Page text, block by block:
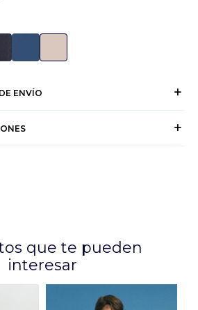
ENVÍO
que te pueden
interesar